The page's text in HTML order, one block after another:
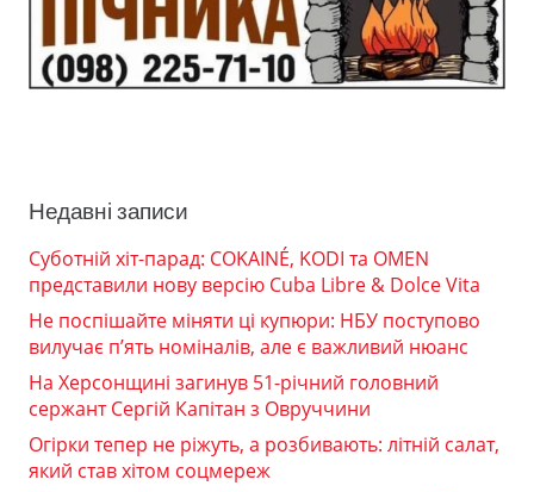
Недавні записи
Суботній хіт-парад: COKAINÉ, KODI та OMEN
представили нову версію Cuba Libre & Dolce Vita
Не поспішайте міняти ці купюри: НБУ поступово
вилучає п’ять номіналів, але є важливий нюанс
На Херсонщині загинув 51-річний головний
сержант Сергій Капітан з Овруччини
Огірки тепер не ріжуть, а розбивають: літній салат,
який став хітом соцмереж